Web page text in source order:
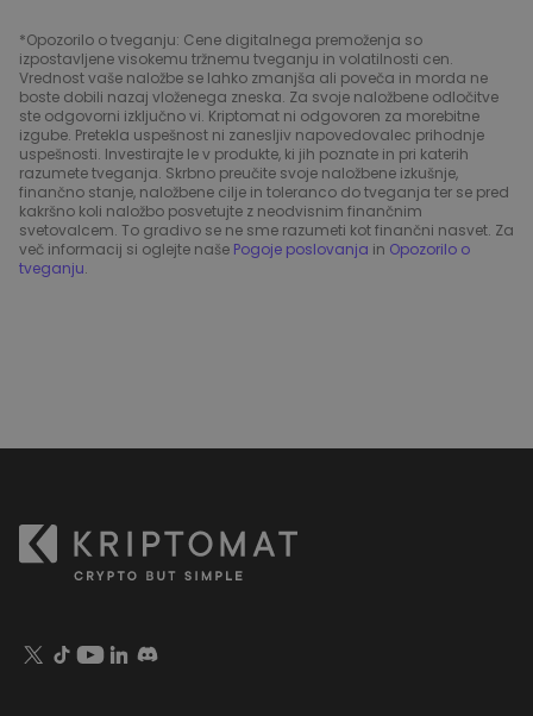
*Opozorilo o tveganju: Cene digitalnega premoženja so
izpostavljene visokemu tržnemu tveganju in volatilnosti cen.
Vrednost vaše naložbe se lahko zmanjša ali poveča in morda ne
boste dobili nazaj vloženega zneska. Za svoje naložbene odločitve
ste odgovorni izključno vi. Kriptomat ni odgovoren za morebitne
izgube. Pretekla uspešnost ni zanesljiv napovedovalec prihodnje
uspešnosti. Investirajte le v produkte, ki jih poznate in pri katerih
razumete tveganja. Skrbno preučite svoje naložbene izkušnje,
finančno stanje, naložbene cilje in toleranco do tveganja ter se pred
kakršno koli naložbo posvetujte z neodvisnim finančnim
svetovalcem. To gradivo se ne sme razumeti kot finančni nasvet. Za
več informacij si oglejte naše Pogoje poslovanja in Opozorilo o
tveganju.